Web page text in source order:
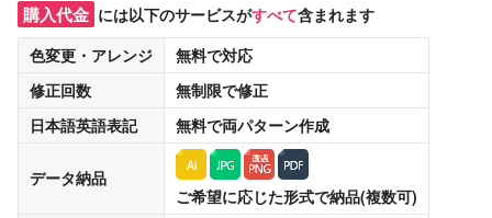
購入代金 には以下のサービスがすべて含まれます
色変更・アレンジ
無料で対応
修正回数
無制限で修正
日本語英語表記
無料で両パターン作成
データ納品
ご希望に応じた形式で納品(複数可)